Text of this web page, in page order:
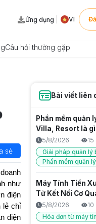
Ứng dụng VI
Câu hỏi thường gặp
sẻ
như
điện
lẻ chỉ
diện
Bài viết liên
Phần mềm quản
Villa, Resort là
cần có
5/8/2026
Giải pháp quản lý
Phần mềm quản
Máy Tính Tiền
Tử Kết Nối Cơ
5/8/2026
Hóa đơn từ máy